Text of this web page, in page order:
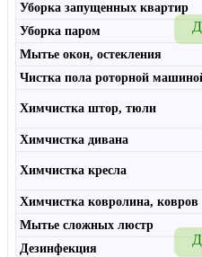
Уборка запущенных квартир
Уборка паром
Мытье окон, остекления
Чистка пола роторной
Химчистка штор, тюли
Химчистка дивана
Химчистка кресла
Химчистка ковролина, ковров
Мытье сложных люстр
Дезинфекция